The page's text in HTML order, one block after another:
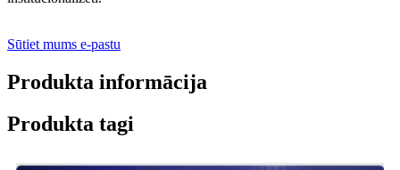
Sūtiet mums e-pastu
Produkta informācija
Produkta tagi